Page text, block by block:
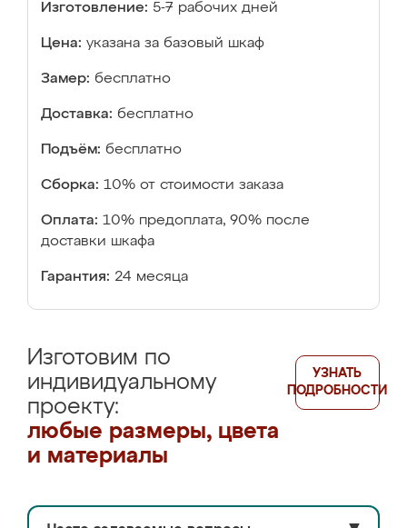
Изготовление: 5-7 рабочих дней
Цена: указана за базовый шкаф
Замер: бесплатно
Доставка: бесплатно
Подъём: бесплатно
Сборка: 10% от стоимости заказа
Оплата: 10% предоплата, 90% после
доставки шкафа
Гарантия: 24 месяца
Изготовим по
индивидуальному
проекту:
любые размеры, цвета
и материалы
УЗНАТЬ
ПОДРОБНОСТИ